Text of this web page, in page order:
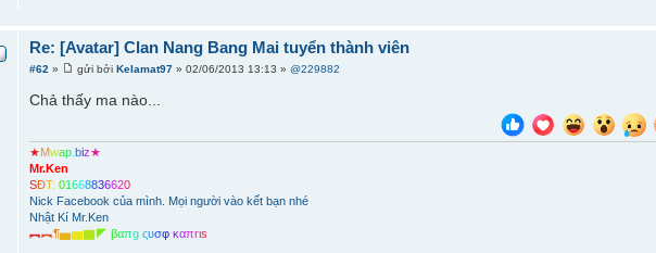
Re: [Avatar] Clan Nang Bang Mai tuyển thành viên
#62 » gửi bởiKelamat97 » 02/06/2013 13:13 »@229882
Chả thấy ma nào...
★Mwap .biz★
Mr.Ken
SĐT: 01668836620
Nick Facebook của mình. Mọi người vào kết bạn nhé
Nhật Kí Mr.Ken
︻︻¶▅▆▇◤ βαπg ςυσφ καπrιs